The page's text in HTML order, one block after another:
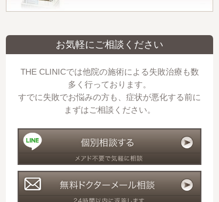
お気軽にご相談ください
THE CLINICでは他院の施術による失敗治療も数
多く行っております。
すでに失敗でお悩みの方も、症状が悪化する前に
まずはご相談ください。